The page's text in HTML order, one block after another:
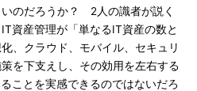
のだろうか？ 2人の識者が説く
資産管理が「単なるIT資産の数と
、クラウド、モバイル、セキュリ
を下支えし、その効用を左右する
ことを実感できるのではないだろ